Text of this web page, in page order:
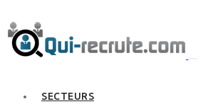
SECTEURS